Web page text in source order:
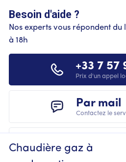
Chaudière gaz à
Besoin d'aide ?
Nos experts vous répondent du
à 18h
+33 7 57
Prix d'un appel
Par mail
Contactez le